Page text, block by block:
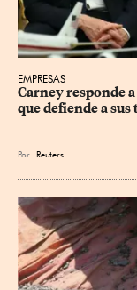
EMPRESAS
Carney responde
que defiende a
Por Reuters